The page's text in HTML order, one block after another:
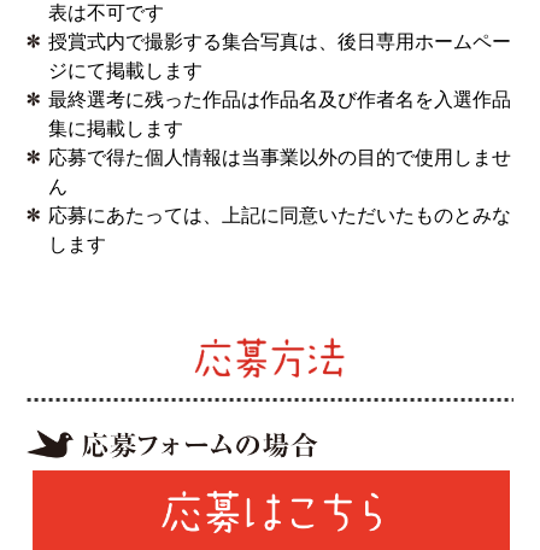
授賞式・記念座談会の参加募集を開始いたしました。
細はこちら
2019.09.30
応募を締め切りました。多くのご応募をいただき、あり
がとうございました。今後選考を実施し、入選者の方に
は令和2年2月初旬までにご連絡します。
2019.07.23
選考委員・茂木健一郎さんによる特別講演を開催しまし
選考委員・茂木健一郎さんによる記念講演（7/23）の案
内を掲載しました。
2019.06.07
第三回 徒然草エッセイ大賞の応募を開始いたしまし
た。
の様子を追加しました。
表は不可です
授賞式内で撮影する集合写真は、後日専用ホームペー
ジにて掲載します
最終選考に残った作品は作品名及び作者名を入選作品
集に掲載します
応募で得た個人情報は当事業以外の目的で使用しませ
ん
応募にあたっては、上記に同意いただいたものとみな
します